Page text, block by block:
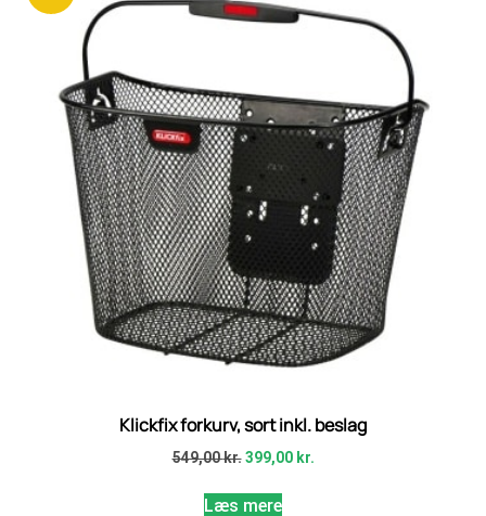
Klickfix forkurv, sort inkl. beslag
549,00kr. 399,00 kr.
Læs mere